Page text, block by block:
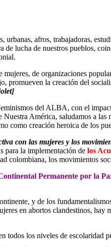
urbanas, afros, trabajadoras,
lucha de nuestros pueblos,
de organizaciones
promueven la creación del
del ALBA, con el
América, saludamos a
como creación heroica de los
con las mujeres y los
para la implementación de los
colombiana, los movimientos
Permanente por la
y de los
en abortos clandestinos,
todos los niveles de escolaridad